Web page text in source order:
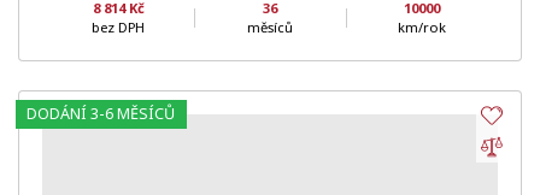
8 814 Kč
bez DPH
36
měsíců
10000
km/rok
DODÁNÍ 3-6 MĚSÍCŮ